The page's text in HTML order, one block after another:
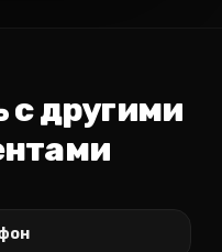
с другими